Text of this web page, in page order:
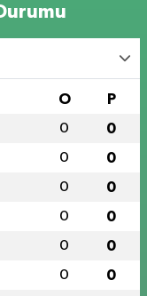
O P
0 0
0 0
0 0
0 0
0 0
0 0